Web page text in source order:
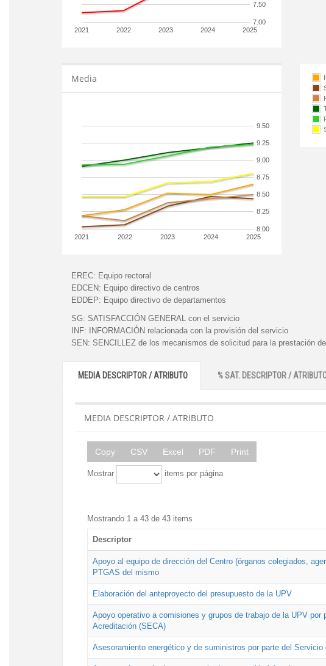
2021 2022 2023 2024 2025
7.00
7.50
Media
2021 2022 2023 2024 2025
8.00
8.25
8.50
8.75
9.00
9.25
9.50
EREC: Equipo rectoral
EDCEN: Equipo directivo de centros
EDDEP: Equipo directivo de departamentos
SG: SATISFACCIÓN GENERAL con el servicio
INF:
INFORMACIÓN relacionada con la provisión del servicio
SEN: SENCILLEZ de los mecanismos de solicitud para la prestación
MEDIA DESCRIPTOR / ATRIBUTO % SAT. DESCRIPTOR /
MEDIA DESCRIPTOR / ATRIBUTO
Copy CSV Excel PDF Print
Mostrar items por página
Mostrando 1 a 43 de 43 items
Descriptor
Apoyo al equipo de dirección del Centro (órganos colegiados,
PTGAS del mismo
Elaboración del anteproyecto del presupuesto de la UPV
Apoyo operativo a comisiones y grupos de trabajo de la UPV
Acreditación (SECA)
Asesoramiento energético y de suministros por parte del Servicio